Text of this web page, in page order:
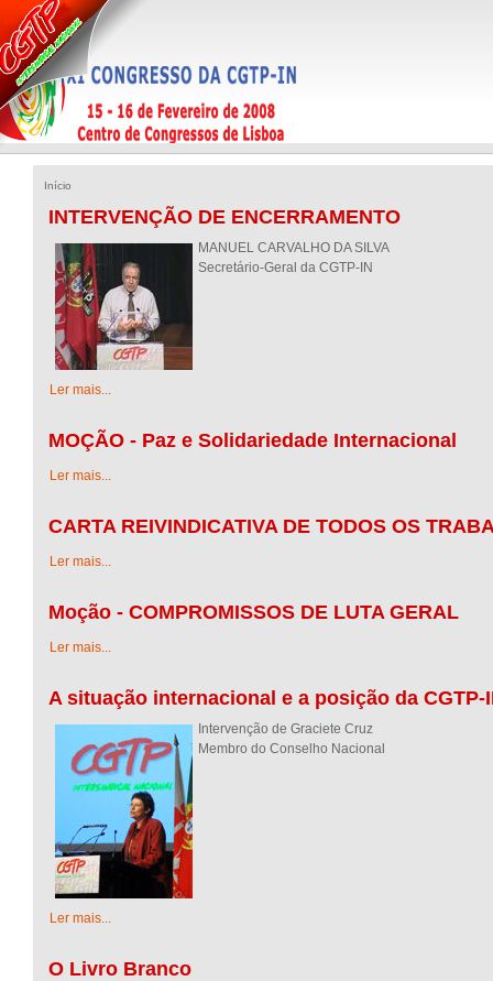
Início
INTERVENÇÃO DE ENCERRAMENTO
MANUEL CARVALHO DA SILVA
Secretário-Geral da CGTP-IN
Ler mais...
MOÇÃO - Paz e Solidariedade Internacional
Ler mais...
CARTA REIVINDICATIVA DE TODOS OS
Ler mais...
Moção - COMPROMISSOS DE LUTA GERAL
Ler mais...
A situação internacional e a posição da CGTP-
Intervenção de Graciete Cruz
Membro do Conselho Nacional
Ler mais...
O Livro Branco